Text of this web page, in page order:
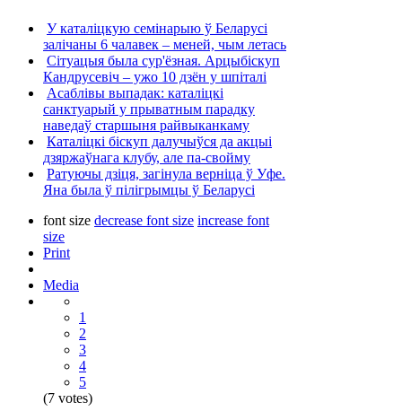
У каталіцкую семінарыю ў Беларусі
залічаны 6 чалавек – меней, чым летась
Сітуацыя была сур'ёзная. Арцыбіскуп
Кандрусевіч – ужо 10 дзён у шпіталі
Асаблівы выпадак: каталіцкі
санктуарый у прыватным парадку
наведаў старшыня райвыканкаму
Каталіцкі біскуп далучыўся да акцыі
дзяржаўнага клубу, але па-свойму
Ратуючы дзіця, загінула верніца ў Уфе.
Яна была ў пілігрымцы ў Беларусі
font size decrease font size increase font
size
Print
Media
1
2
3
4
5
(7 votes)